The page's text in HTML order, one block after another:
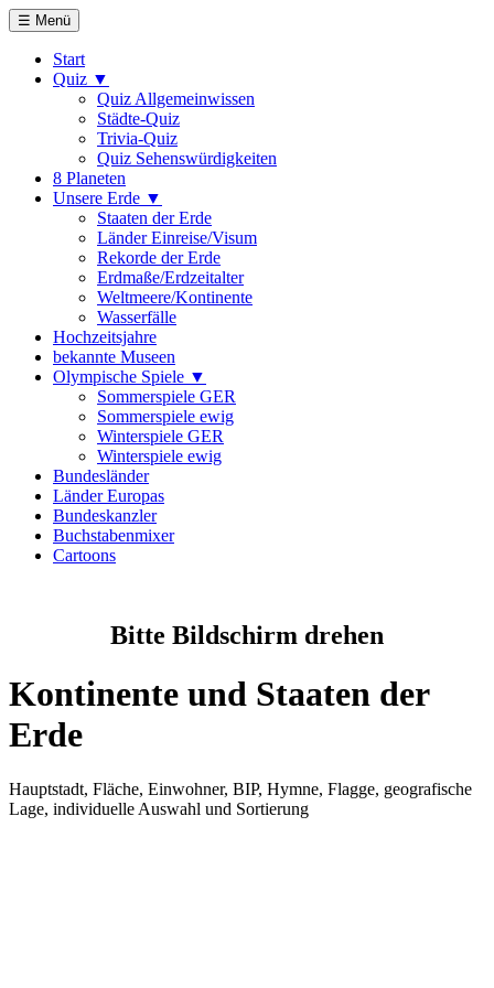
☰ Menü
Start
Quiz ▼
Quiz Allgemeinwissen
Städte-Quiz
Trivia-Quiz
Quiz Sehenswürdigkeiten
8 Planeten
Unsere Erde ▼
Staaten der Erde
Länder Einreise/Visum
Rekorde der Erde
Erdmaße/Erdzeitalter
Weltmeere/Kontinente
Wasserfälle
Hochzeitsjahre
bekannte Museen
Olympische Spiele ▼
Sommerspiele GER
Sommerspiele ewig
Winterspiele GER
Winterspiele ewig
Bundesländer
Länder Europas
Bundeskanzler
Buchstabenmixer
Cartoons
Bitte Bildschirm drehen
Kontinente und Staaten der
Erde
Hauptstadt, Fläche, Einwohner, BIP, Hymne, Flagge, geografische
Lage, individuelle Auswahl und Sortierung